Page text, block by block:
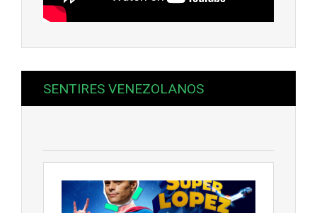
SENTIRES VENEZOLANOS